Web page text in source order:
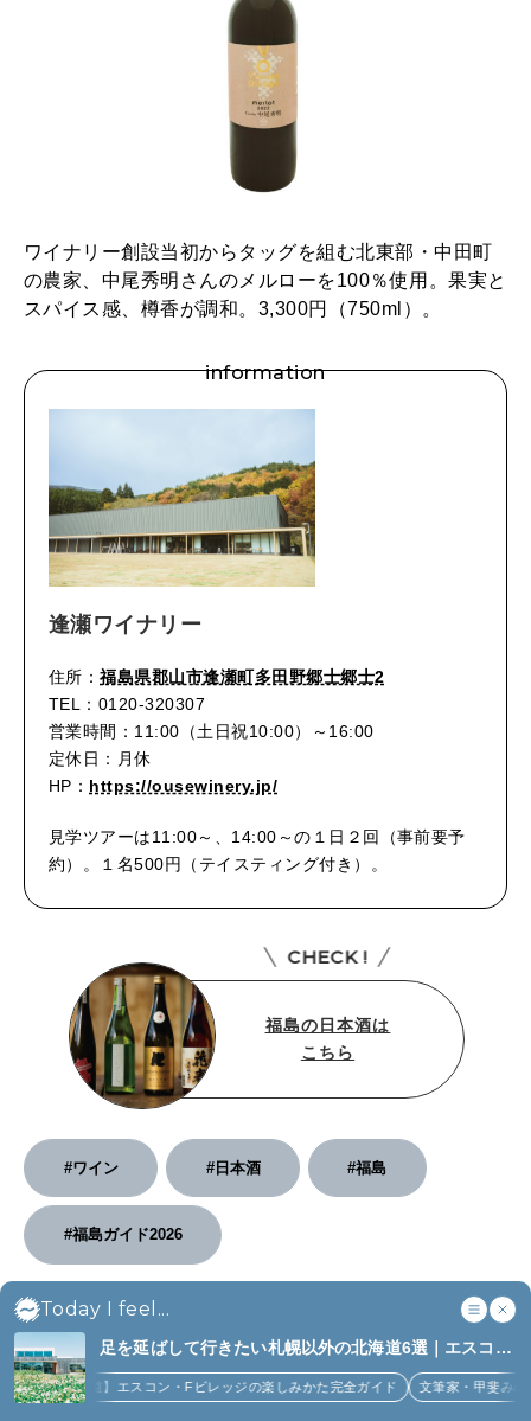
Today I feel...
足を延ばして行きたい札幌以外の北海道6選｜エスコン
フィールド、花咲線、ニセコほか (6)
北海道】エスコン・Fビレッジの楽しみかた完全ガイド 文筆家・甲斐みのりさん
ワイナリー創設当初からタッグを組む北東部・中田町
の農家、中尾秀明さんのメルローを100％使用。果実と
スパイス感、樽香が調和。3,300円（750ml）。
information
逢瀬ワイナリー
住所：福島県郡山市逢瀬町多田野郷士郷士2
TEL：0120-320307
営業時間：11:00（土日祝10:00）～16:00
定休日：月休
HP： https://ousewinery.jp/
見学ツアーは11:00～、14:00～の１日２回（事前要予
約）。１名500円（テイスティング付き）。
福島の日本酒は
こちら
CHECK !
#ワイン #日本酒 #福島
#福島ガイド2026
SHARE